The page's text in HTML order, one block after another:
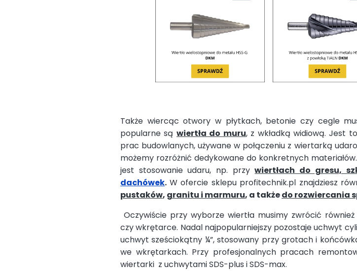
Także wiercąc otwory w płytkach, betonie czy cegle
popularne są wiertła do muru, z wkładką widiową. Jest
prac budowlanych, używane w połączeniu z wiertarką
możemy rozróżnić dedykowane do konkretnych
jest stosowanie udaru, np. przywiertłach do gresu,
dachówek. W ofercie sklepu profitechnik.pl znajdziesz
pustaków, granitu i marmuru, a takżedo rozwiercania
Oczywiście przy wyborze wiertła musimy zwrócić
czy wkrętarce. Nadal najpopularniejszy pozostaje uchwyt
uchwyt sześciokątny ¼”, stosowany przy grotach i
we wkrętarkach. Przy profesjonalnych pracach
wiertarki z uchwytami SDS-plus i SDS-max.